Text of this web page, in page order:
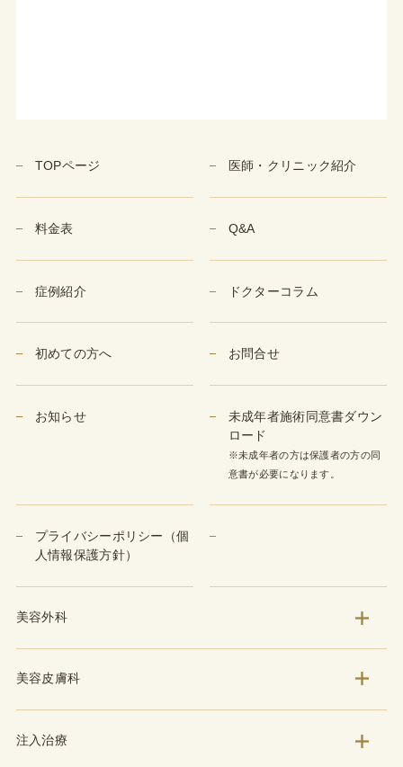
TOPページ 医師・クリニック紹介
料金表 Q&A
症例紹介 ドクターコラム
初めての方へ お問合せ
お知らせ
未成年者施術同意書ダウン
ロード
※未成年者の方は保護者の方の同
意書が必要になります。
プライバシーポリシー（個
人情報保護方針）
美容外科
美容皮膚科
注入治療